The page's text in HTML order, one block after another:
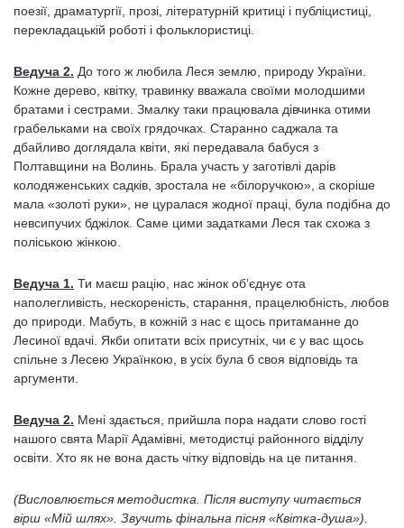
поезії, драматургії, прозі, літературній критиці і публіцистиці,
перекладацькій роботі і фольклористиці.
Ведуча 2. До того ж любила Леся землю, природу України.
Кожне дерево, квітку, травинку вважала своїми молодшими
братами і сестрами. Змалку таки працювала дівчинка отими
грабельками на своїх грядочках. Старанно саджала та
дбайливо доглядала квіти, які передавала бабуся з
Полтавщини на Волинь. Брала участь у заготівлі дарів
колодяженських садків, зростала не «білоручкою», а скоріше
мала «золоті руки», не цуралася жодної праці, була подібна до
невсипучих бджілок. Саме цими задатками Леся так схожа з
поліською жінкою.
Ведуча 1. Ти маєш рацію, нас жінок об’єднує ота
наполегливість, нескореність, старання, працелюбність, любов
до природи. Мабуть, в кожній з нас є щось притаманне до
Лесиної вдачі. Якби опитати всіх присутніх, чи є у вас щось
спільне з Лесею Українкою, в усіх була б своя відповідь та
аргументи.
Ведуча 2. Мені здається, прийшла пора надати слово гості
нашого свята Марії Адамівні, методистці районного відділу
освіти. Хто як не вона дасть чітку відповідь на це питання.
(Висловлюється методистка. Після виступу читається
вірш «Мій шлях». Звучить фінальна пісня «Квітка-душа»).